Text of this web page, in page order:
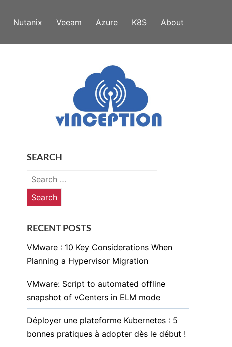
Nutanix Veeam Azure K8S About
SEARCH
Search
for:
RECENT POSTS
VMware : 10 Key Considerations When
Planning a Hypervisor Migration
VMware: Script to automated offline
snapshot of vCenters in ELM mode
Déployer une plateforme Kubernetes : 5
bonnes pratiques à adopter dès le début !